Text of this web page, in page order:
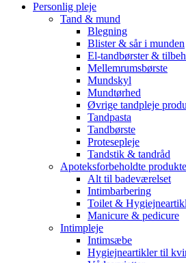
Personlig pleje
Tand & mund
Blegning
Blister & sår i munden
El-tandbørster &
Mellemrumsbørste
Mundskyl
Mundtørhed
Øvrige tandpleje
Tandpasta
Tandbørste
Protesepleje
Tandstik & tandråd
Apoteksforbeholdte
Alt til badeværelset
Intimbarbering
Toilet &
Manicure & pedicure
Intimpleje
Intimsæbe
Hygiejneartikler til